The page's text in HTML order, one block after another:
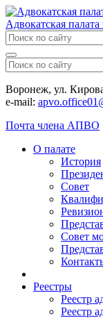
Адвокатская
Воронеж, ул.
e-mail:
Почта члена АПВО
О палате
История
Совет
Совет
Реестры
Реестр
Реестр